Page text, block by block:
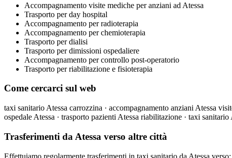
Accompagnamento visite mediche per anziani ad Atessa
Trasporto per day hospital
Accompagnamento per radioterapia
Accompagnamento per chemioterapia
Trasporto per dialisi
Trasporto per dimissioni ospedaliere
Accompagnamento per controllo post-operatorio
Trasporto per riabilitazione e fisioterapia
Come cercarci sul web
taxi sanitario Atessa carrozzina · accompagnamento anziani Atessa
ospedale Atessa · trasporto pazienti Atessa riabilitazione · taxi
Trasferimenti da Atessa verso altre città
Effettuiamo regolarmente trasferimenti in taxi sanitario da Atessa